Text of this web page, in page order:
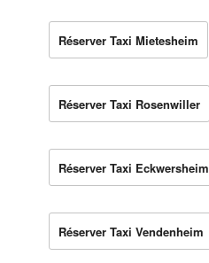
Réserver Taxi Mietesheim
Réserver Taxi Rosenwiller
Réserver Taxi Eckwersheim
Réserver Taxi Vendenheim